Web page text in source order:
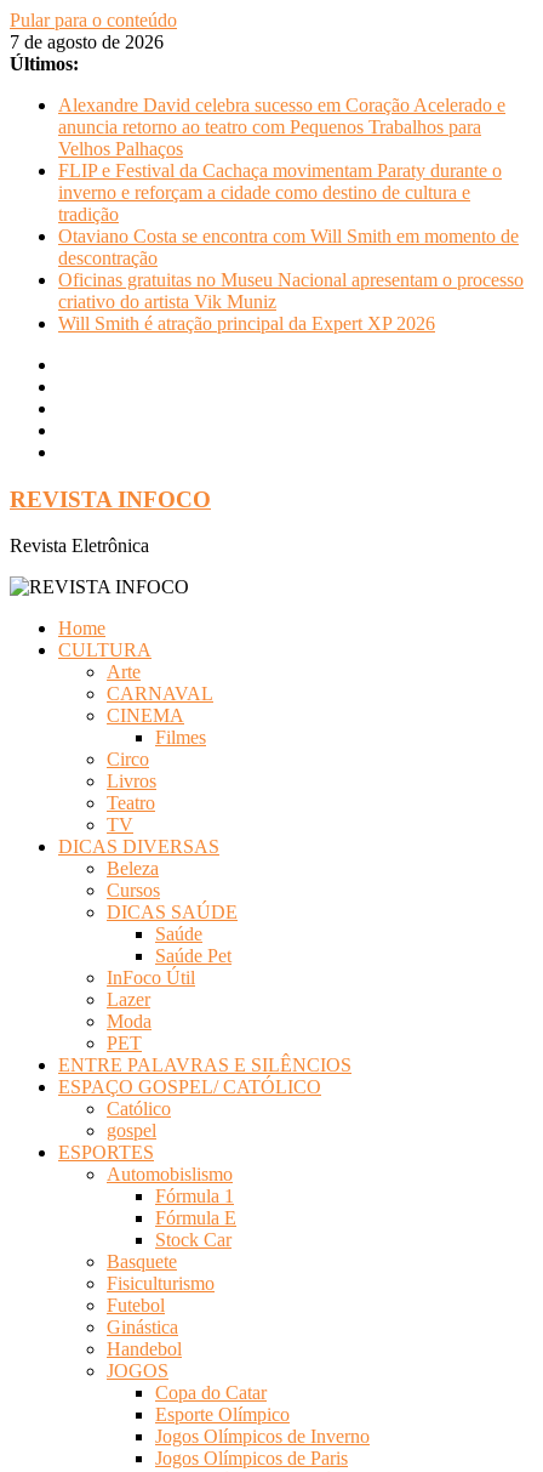
Pular para o conteúdo
7 de agosto de 2026
Últimos:
Alexandre David celebra sucesso em Coração Acelerado e
anuncia retorno ao teatro com Pequenos Trabalhos para
Velhos Palhaços
FLIP e Festival da Cachaça movimentam Paraty durante o
inverno e reforçam a cidade como destino de cultura e
tradição
Otaviano Costa se encontra com Will Smith em momento de
descontração
Oficinas gratuitas no Museu Nacional apresentam o processo
criativo do artista Vik Muniz
Will Smith é atração principal da Expert XP 2026
REVISTA INFOCO
Revista Eletrônica
Home
CULTURA
Arte
CARNAVAL
CINEMA
Filmes
Circo
Livros
Teatro
TV
DICAS DIVERSAS
Beleza
Cursos
DICAS SAÚDE
Saúde
Saúde Pet
InFoco Útil
Lazer
Moda
PET
ENTRE PALAVRAS E SILÊNCIOS
ESPAÇO GOSPEL/ CATÓLICO
Católico
gospel
ESPORTES
Automobislismo
Fórmula 1
Fórmula E
Stock Car
Basquete
Fisiculturismo
Futebol
Ginástica
Handebol
JOGOS
Copa do Catar
Esporte Olímpico
Jogos Olímpicos de Inverno
Jogos Olímpicos de Paris